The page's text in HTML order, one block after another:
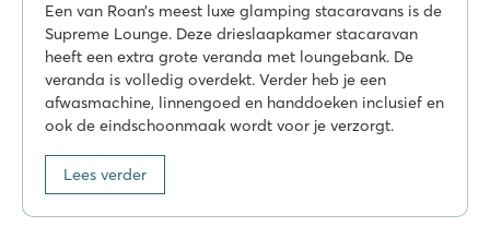
Nederland - - Limburg - Sevenum
★ ★
Zwembaden zowel binnen als buiten met glijbaan én
Uitgebreid entertainmentprogramma én binnenspeeltuin
Gelegen aan de prachtige Noord-Limburgse Peel
De Twee Bruggen
De Twee Bruggen
Een van Roan’s meest luxe glamping stacaravans is de
Supreme Lounge. Deze drieslaapkamer stacaravan
heeft een extra grote veranda met loungebank. De
veranda is volledig overdekt. Verder heb je een
afwasmachine, linnengoed en handdoeken inclusief en
ook de eindschoonmaak wordt voor je verzorgt.
Lees verder